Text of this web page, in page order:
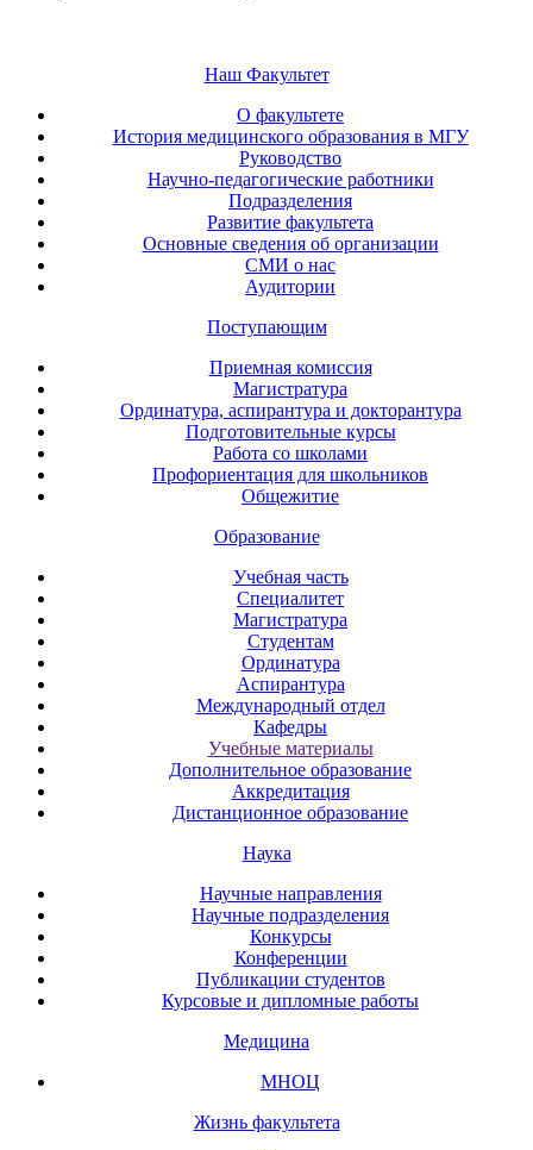
Наш Факультет
О факультете
История медицинского образования в МГУ
Руководство
Научно-педагогические работники
Подразделения
Развитие факультета
Основные сведения об организации
СМИ о нас
Аудитории
Поступающим
Приемная комиссия
Магистратура
Ординатура, аспирантура и докторантура
Подготовительные курсы
Работа со школами
Профориентация для школьников
Общежитие
Образование
Учебная часть
Специалитет
Магистратура
Студентам
Ординатура
Аспирантура
Международный отдел
Кафедры
Учебные материалы
Дополнительное образование
Аккредитация
Дистанционное образование
Наука
Научные направления
Научные подразделения
Конкурсы
Конференции
Публикации студентов
Курсовые и дипломные работы
Медицина
МНОЦ
Жизнь факультета